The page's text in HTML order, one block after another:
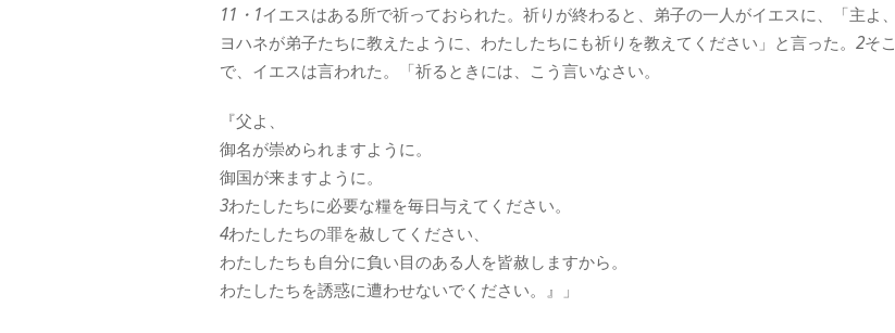
11・1イエスはある所で祈っておられた。祈りが終わると、弟子の一人がイエスに、「主よ、
ヨハネが弟子たちに教えたように、わたしたちにも祈りを教えてください」と言った。 2そこ
で、イエスは言われた。「祈るときには、こう言いなさい。
『父よ、
御名が崇められますように。
御国が来ますように。
3わたしたちに必要な糧を毎日与えてください。
4わたしたちの罪を赦してください、
わたしたちも自分に負い目のある人を皆赦しますから。
わたしたちを誘惑に遭わせないでください。』」